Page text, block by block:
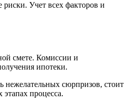
Учет всех факторов и
смете. Комиссии и
ипотеки.
нежелательных сюрпризов, стоит
процесса.